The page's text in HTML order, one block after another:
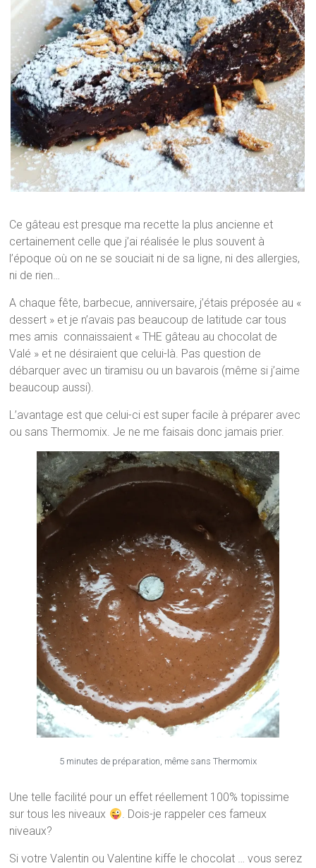
Ce gâteau est presque ma recette la plus ancienne et
certainement celle que j’ai réalisée le plus souvent à
l’époque où on ne se souciait ni de sa ligne, ni des allergies,
ni de rien…
A chaque fête, barbecue, anniversaire, j’étais préposée au «
dessert » et je n’avais pas beaucoup de latitude car tous
mes amis connaissaient « THE gâteau au chocolat de
Valé » et ne désiraient que celui-là. Pas question de
débarquer avec un tiramisu ou un bavarois (même si j’aime
beaucoup aussi).
L’avantage est que celui-ci est super facile à préparer avec
ou sans Thermomix. Je ne me faisais donc jamais prier.
5 minutes de préparation, même sans Thermomix
Une telle facilité pour un effet réellement 100% topissime
sur tous les niveaux
. Dois-je rappeler ces fameux
niveaux?
Si votre Valentin ou Valentine kiffe le chocolat … vous serez